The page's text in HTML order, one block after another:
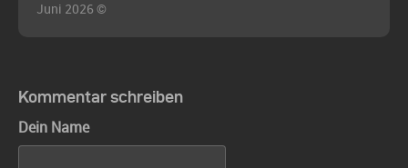
Juni 2026 ©
Kommentar schreiben
Dein Name